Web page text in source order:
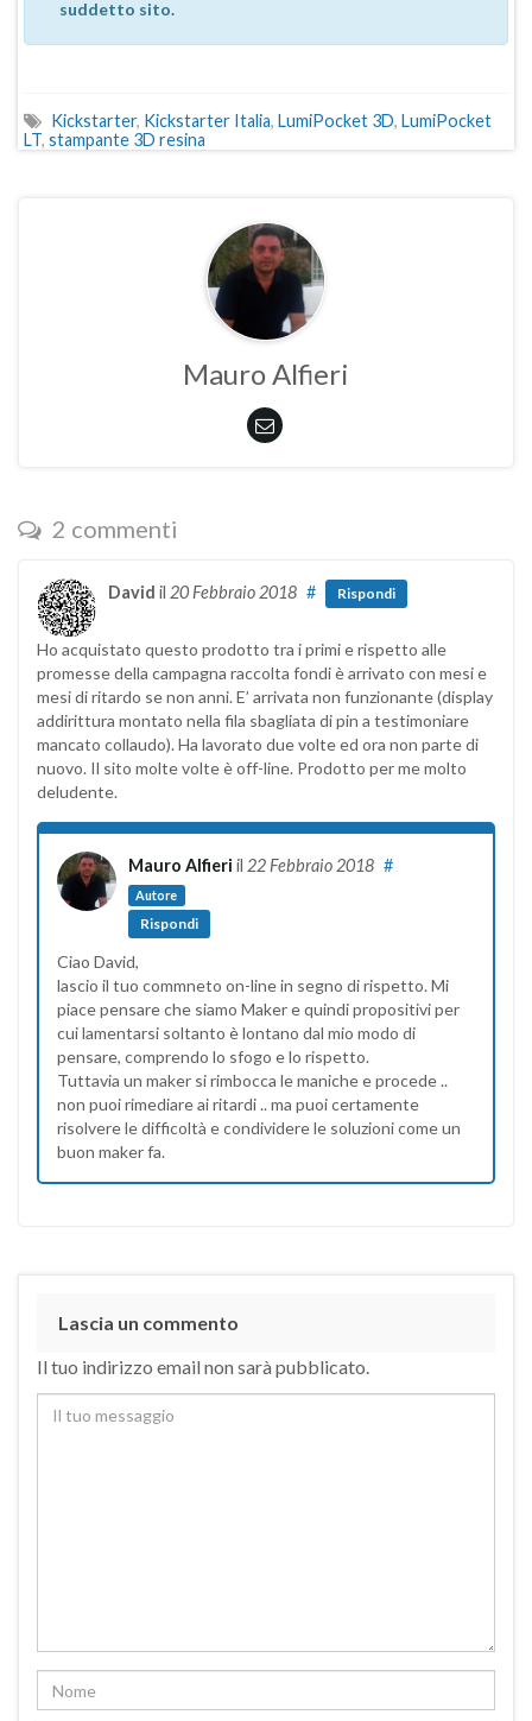
suddetto sito.
Kickstarter, Kickstarter Italia, LumiPocket 3D, LumiPocket
LT, stampante 3D resina
Mauro Alfieri
2 commenti
David il 20 Febbraio 2018 # Rispondi
Ho acquistato questo prodotto tra i primi e rispetto alle
promesse della campagna raccolta fondi è arrivato con mesi e
mesi di ritardo se non anni. E’ arrivata non funzionante (display
addirittura montato nella fila sbagliata di pin a testimoniare
mancato collaudo). Ha lavorato due volte ed ora non parte di
nuovo. Il sito molte volte è off-line. Prodotto per me molto
deludente.
Mauro Alfieri il 22 Febbraio 2018
Autore
#
Rispondi
Ciao David,
lascio il tuo commneto on-line in segno di rispetto. Mi
piace pensare che siamo Maker e quindi propositivi per
cui lamentarsi soltanto è lontano dal mio modo di
pensare, comprendo lo sfogo e lo rispetto.
Tuttavia un maker si rimbocca le maniche e procede ..
non puoi rimediare ai ritardi .. ma puoi certamente
risolvere le difficoltà e condividere le soluzioni come un
buon maker fa.
Lascia un commento
Il tuo indirizzo email non sarà pubblicato.